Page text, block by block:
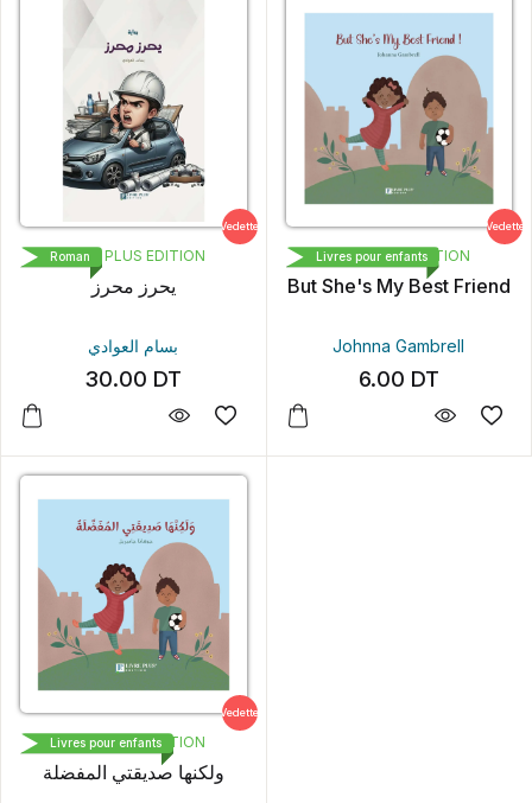
LIVRE PLUS EDITION
یحرز محرز
بسام العوادي
30.00 DT
Vedette
Roman LIVRE PLUS EDITION
But She's My Best Friend
Johnna Gambrell
6.00 DT
Vedette
Livres pour enfants
LIVRE PLUS EDITION
ولكنها صديقتي المفضلة
Vedette
Livres pour enfants